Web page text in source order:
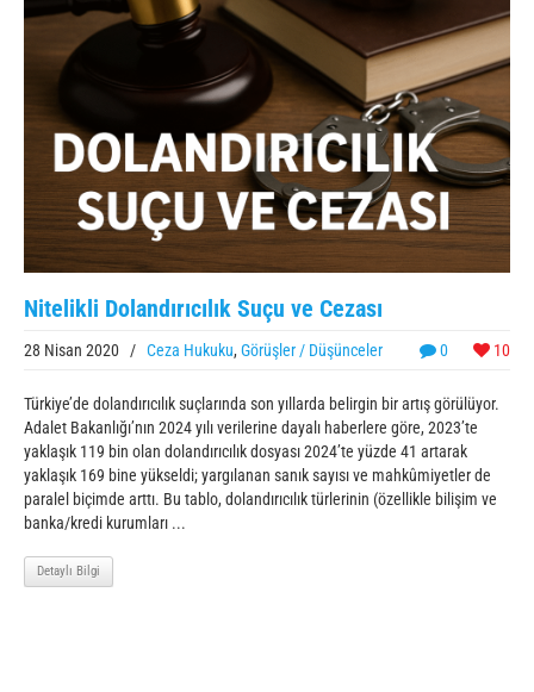
Nitelikli Dolandırıcılık Suçu ve Cezası
0 10
28 Nisan 2020 / Ceza Hukuku, Görüşler / Düşünceler
Türkiye’de dolandırıcılık suçlarında son yıllarda belirgin bir artış görülüyor.
Adalet Bakanlığı’nın 2024 yılı verilerine dayalı haberlere göre, 2023’te
yaklaşık 119 bin olan dolandırıcılık dosyası 2024’te yüzde 41 artarak
yaklaşık 169 bine yükseldi; yargılanan sanık sayısı ve mahkûmiyetler de
paralel biçimde arttı. Bu tablo, dolandırıcılık türlerinin (özellikle bilişim ve
banka/kredi kurumları ...
Detaylı Bilgi